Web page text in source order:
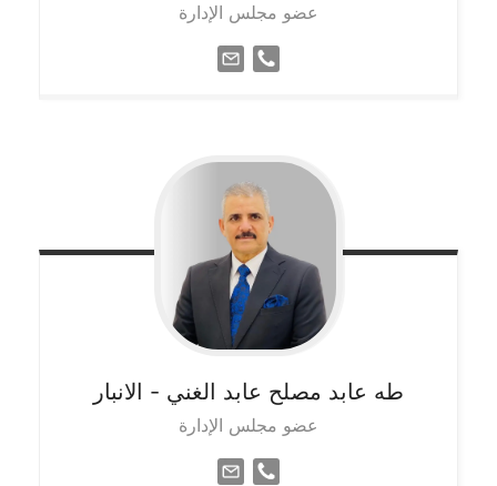
عضو مجلس الإدارة
طه عابد مصلح عابد الغني - الانبار
عضو مجلس الإدارة